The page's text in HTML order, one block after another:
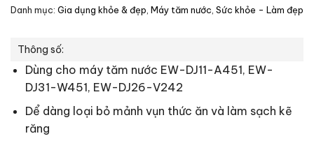
Danh mục: Gia dụng khỏe & đẹp Máy tăm nước Sức khỏe - Làm đẹp
Thông số:
Dùng cho máy tăm nước EW-DJ11-A451, EW-
DJ31-W451, EW-DJ26-V242
Dể dàng loại bỏ mảnh vụn thức ăn và làm sạch kẽ
răng